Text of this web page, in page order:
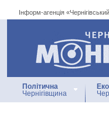
Інформ-агенція
Інформ-
Політична
Чернігівщина